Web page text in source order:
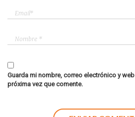
Guarda mi nombre, correo electrónico y
próxima vez que comente.